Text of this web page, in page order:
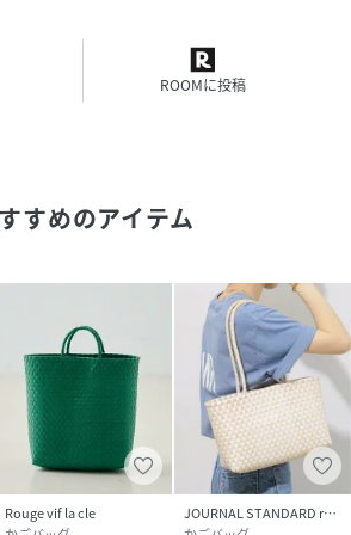
は、ベトナムの穏やかな空気の中で、
をかけて編み上げた温もりのあるハン
ります。
うぞご安心ください。
自身の「手」で優しく形を整えてあげ
っくりと押し広げるように成形し、少
せることで、バッグ本来の柔らかな表
わずかな個体差があるのは、世界に二
ROOMに投稿
すめのアイテム
Rouge vif la cle
JOURNAL STANDARD relume